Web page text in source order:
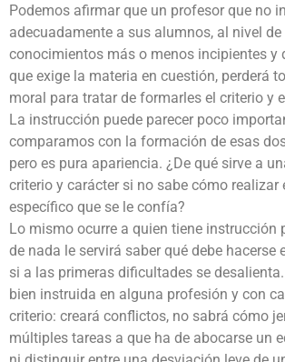
Podemos afirmar que un profesor que no
adecuadamente a sus alumnos, al nivel de
conocimientos más o menos incipientes y
que exige la materia en cuestión, perderá
moral para tratar de formarles el criterio y
La instrucción puede parecer poco
comparamos con la formación de esas
pero es pura apariencia. ¿De qué sirve a
criterio y carácter si no sabe cómo realizar
específico que se le confía?
Lo mismo ocurre a quien tiene instrucción
de nada le servirá saber qué debe hacerse
si a las primeras dificultades se
bien instruida en alguna profesión y con
criterio: creará conflictos, no sabrá cómo
múltiples tareas a que ha de abocarse un